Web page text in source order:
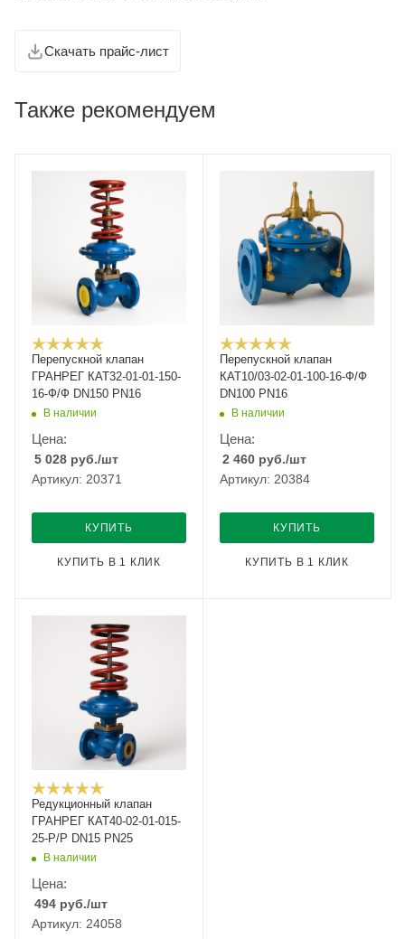
Скачать прайс-лист
Также рекомендуем
Перепускной клапан
ГРАНРЕГ КАТ32-01-01-150-
16-Ф/Ф DN150 PN16
В наличии
Цена:
5 028 руб./шт
Артикул: 20371
КУПИТЬ
КУПИТЬ В 1 КЛИК
Перепускной клапан
КАТ10/03-02-01-100-16-Ф/Ф
DN100 PN16
В наличии
Цена:
2 460 руб./шт
Артикул: 20384
КУПИТЬ
КУПИТЬ В 1 КЛИК
Редукционный клапан
ГРАНРЕГ КАТ40-02-01-015-
25-Р/Р DN15 PN25
В наличии
Цена:
494 руб./шт
Артикул: 24058